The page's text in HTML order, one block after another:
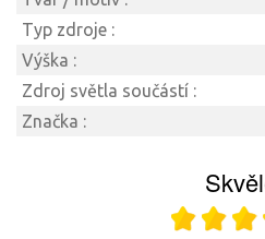
Typ zdroje :
Výška :
Zdroj světla součástí :
Značka :